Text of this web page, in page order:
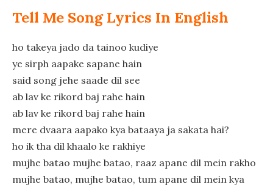
Tell Me Song Lyrics In English
ho takeya jado da tainoo kudiye
ye sirph aapake sapane hain
said song jehe saade dil see
ab lav ke rikord baj rahe hain
ab lav ke rikord baj rahe hain
mere dvaara aapako kya bataaya ja sakata hai?
ho ik tha dil khaalo ke rakhiye
mujhe batao mujhe batao, raaz apane dil mein rakho
mujhe batao, mujhe batao, tum apane dil mein kya